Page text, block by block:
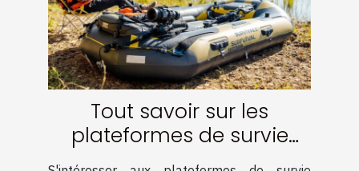
Tout savoir sur les
plateformes de survie
gonflables réversibles